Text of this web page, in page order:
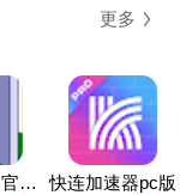
更多
树懒加速器官方下载 快连加速器pc版